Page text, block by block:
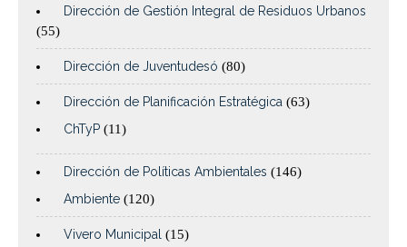
Dirección de Gestión Integral de Residuos Urbanos
(55)
Dirección de Juventudesó (80)
Dirección de Planificación Estratégica (63)
ChTyP (11)
Dirección de Políticas Ambientales (146)
Ambiente (120)
Vivero Municipal (15)